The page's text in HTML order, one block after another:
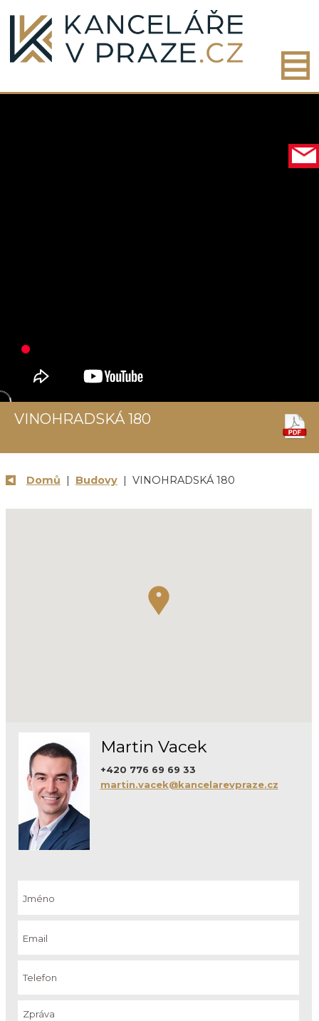
VINOHRADSKÁ 180
Domů | Budovy| VINOHRADSKÁ 180
Martin Vacek
+420 776 69 69 33
martin.vacek@kancelarevpraze.cz